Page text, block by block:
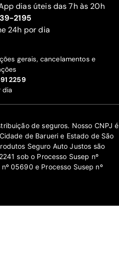
dias úteis das 7h às 20h
2195
24h por dia
gerais, cancelamentos e
2259
dia
de seguros. Nosso CNPJ é
de Barueri e Estado de São
Seguro Auto Justos são
sob o Processo Susep nº
05690 e Processo Susep nº